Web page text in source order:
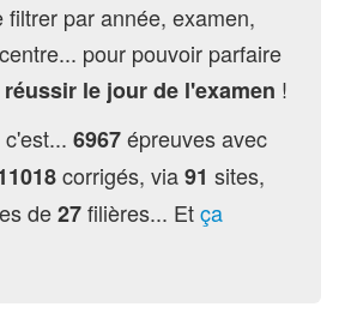
filtrer par année, examen,
pour pouvoir parfaire
réussir le jour de l'examen !
6967épreuves avec
corrigés, via91 sites,
de27filières... Etça